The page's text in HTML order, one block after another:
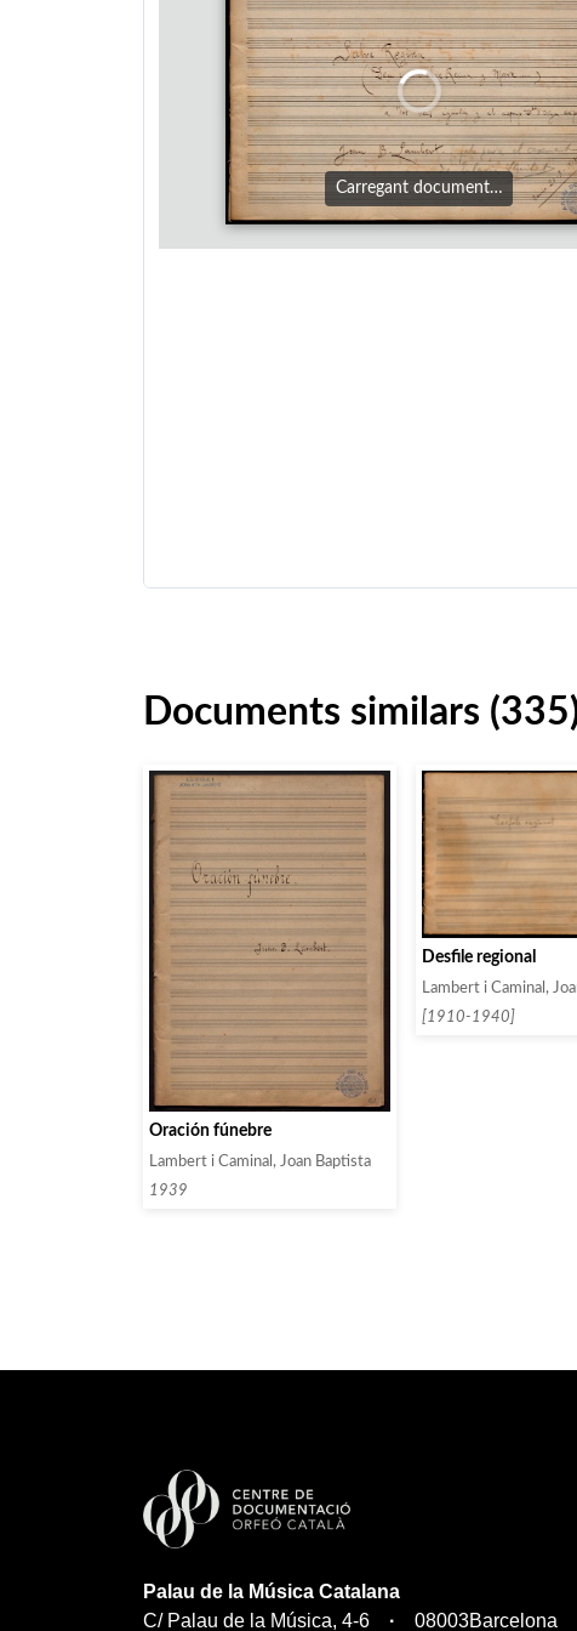
Carregant document…
Documents similars
Oración fúnebre
Lambert i Caminal, Joan Baptista
1939
Desfile regional
Lambert i Caminal,
[1910-1940]
Palau de la Música Catalana
C/ Palau de la Música, 4-6
08003Barcelona